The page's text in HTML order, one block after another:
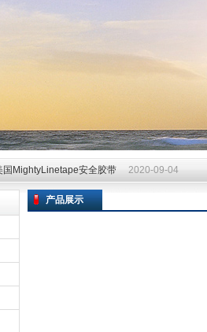
国MightyLinetape安全胶带 2020-09-04
国MightyLinetape安全胶带 2020-09-04
MightyLinetape安全胶带
产品展示